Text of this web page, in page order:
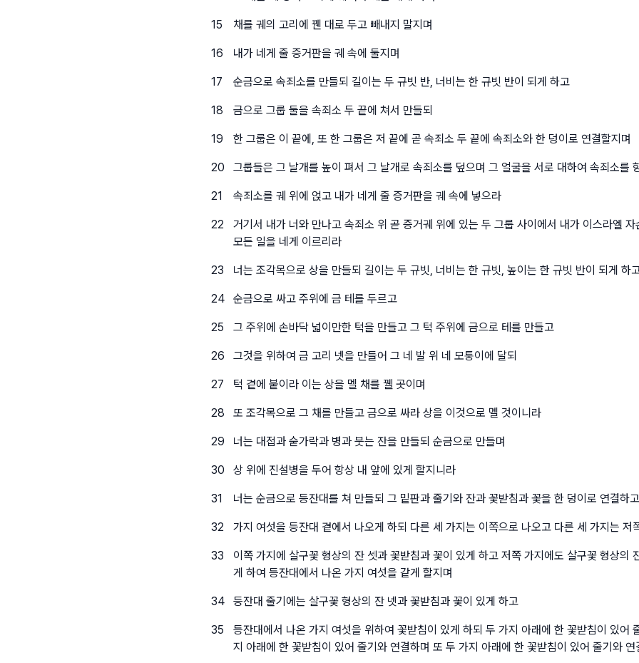
15 채를 궤의 고리에 꿴 대로 두고 빼내지 말지며
16 내가 네게 줄 증거판을 궤 속에 둘지며
17 순금으로 속죄소를 만들되 길이는 두 규빗 반, 너비는 한 규빗 반이 되게 하고
18 금으로 그룹 둘을 속죄소 두 끝에 쳐서 만들되
19 한 그룹은 이 끝에, 또 한 그룹은 저 끝에 곧 속죄소 두 끝에 속죄소와 한 덩이로 연결할지며
20 그룹들은 그 날개를 높이 펴서 그 날개로 속죄소를 덮으며 그 얼굴을 서로 대하여 속죄소를
21 속죄소를 궤 위에 얹고 내가 네게 줄 증거판을 궤 속에 넣으라
22
거기서 내가 너와 만나고 속죄소 위 곧 증거궤 위에 있는 두 그룹 사이에서 내가 이스라엘
모든 일을 네게 이르리라
23 너는 조각목으로 상을 만들되 길이는 두 규빗, 너비는 한 규빗, 높이는 한 규빗 반이 되게 하
24 순금으로 싸고 주위에 금 테를 두르고
25 그 주위에 손바닥 넓이만한 턱을 만들고 그 턱 주위에 금으로 테를 만들고
26 그것을 위하여 금 고리 넷을 만들어 그 네 발 위 네 모퉁이에 달되
27 턱 곁에 붙이라 이는 상을 멜 채를 꿸 곳이며
28 또 조각목으로 그 채를 만들고 금으로 싸라 상을 이것으로 멜 것이니라
29 너는 대접과 숟가락과 병과 붓는 잔을 만들되 순금으로 만들며
30 상 위에 진설병을 두어 항상 내 앞에 있게 할지니라
31 너는 순금으로 등잔대를 쳐 만들되 그 밑판과 줄기와 잔과 꽃받침과 꽃을 한 덩이로 연결하고
32 가지 여섯을 등잔대 곁에서 나오게 하되 다른 세 가지는 이쪽으로 나오고 다른 세 가지는 저
33
이쪽 가지에 살구꽃 형상의 잔 셋과 꽃받침과 꽃이 있게 하고 저쪽 가지에도 살구꽃 형상의
게 하여 등잔대에서 나온 가지 여섯을 같게 할지며
34 등잔대 줄기에는 살구꽃 형상의 잔 넷과 꽃받침과 꽃이 있게 하고
35
등잔대에서 나온 가지 여섯을 위하여 꽃받침이 있게 하되 두 가지 아래에 한 꽃받침이 있어
지 아래에 한 꽃받침이 있어 줄기와 연결하며 또 두 가지 아래에 한 꽃받침이 있어 줄기와 연